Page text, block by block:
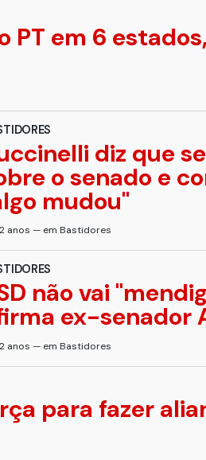
PT em 6
diz que
o senado e
mudou''
anos — em Bastidores
não vai
ex-senador
anos — em Bastidores
para fazer